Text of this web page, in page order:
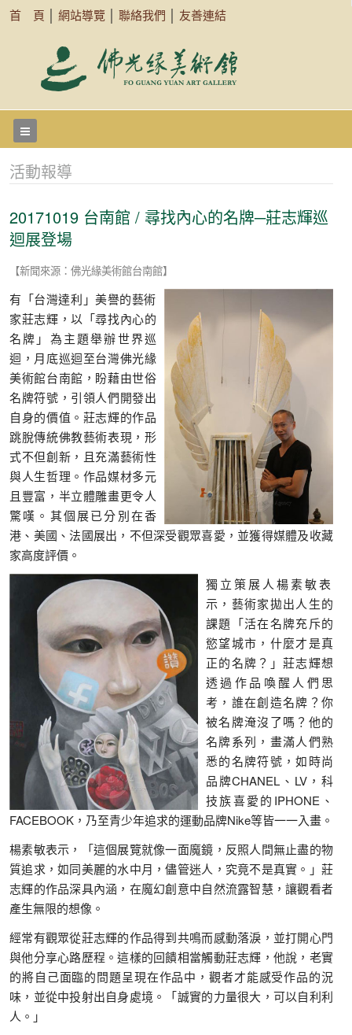
首 頁 網站導覽 聯絡我們 友善連結
活動報導
20171019 台南館 / 尋找內心的名牌─莊志輝巡
迴展登場
【新聞來源：佛光緣美術館台南館】
有「台灣達利」美譽的藝術
家莊志輝，以「尋找內心的
名牌」為主題舉辦世界巡
迴，月底巡迴至台灣佛光緣
美術館台南館，盼藉由世俗
名牌符號，引領人們開發出
自身的價值。莊志輝的作品
跳脫傳統佛教藝術表現，形
式不但創新，且充滿藝術性
與人生哲理。作品媒材多元
且豐富，半立體雕畫更令人
驚嘆。其個展已分別在香
港、美國、法國展出，不但深受觀眾喜愛，並獲得媒體及收藏
家高度評價。
獨立策展人楊素敏表
示，藝術家拋出人生的
課題「活在名牌充斥的
慾望城市，什麼才是真
正的名牌？」莊志輝想
透過作品喚醒人們思
考，誰在創造名牌？你
被名牌淹沒了嗎？他的
名牌系列，畫滿人們熟
悉的名牌符號，如時尚
品牌CHANEL、LV，科
技族喜愛的IPHONE、
FACEBOOK，乃至青少年追求的運動品牌Nike等皆一一入畫。
楊素敏表示，「這個展覽就像一面魔鏡，反照人間無止盡的物
質追求，如同美麗的水中月，儘管迷人，究竟不是真實。」莊
志輝的作品深具內涵，在魔幻創意中自然流露智慧，讓觀看者
產生無限的想像。
經常有觀眾從莊志輝的作品得到共鳴而感動落淚，並打開心門
與他分享心路歷程。這樣的回饋相當觸動莊志輝，他說，老實
的將自己面臨的問題呈現在作品中，觀者才能感受作品的況
味，並從中投射出自身處境。「誠實的力量很大，可以自利利
人。」